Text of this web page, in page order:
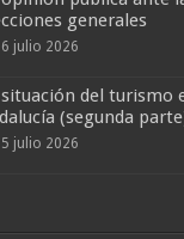
generales
julio 2026
del turismo
(segunda
julio 2026